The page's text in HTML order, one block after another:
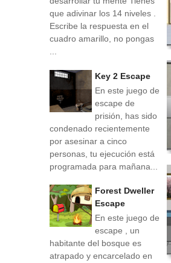
que adivinar los 14 niveles .
Escribe la respuesta en el
cuadro amarillo, no pongas
...
Key 2 Escape
En este juego de
escape de
prisión, has sido
condenado recientemente
por asesinar a cinco
personas, tu ejecución está
programada para mañana...
Forest Dweller
Escape
En este juego de
escape , un
habitante del bosque es
atrapado y encarcelado en